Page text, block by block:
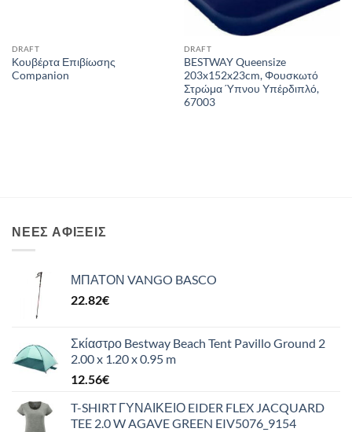
DRAFT
Κουβέρτα Επιβίωσης
Companion
DRAFT
BESTWAY Queensize
203x152x23cm, Φουσκωτό
Στρώμα Ύπνου Υπέρδιπλό,
67003
ΝΈΕΣ ΑΦΊΞΕΙΣ
ΜΠΑΤΟΝ VANGO BASCO
22.82€
Σκίαστρο Bestway Beach Tent Pavillo Ground 2
2.00 x 1.20 x 0.95 m
12.56€
T-SHIRT ΓΥΝΑΙΚΕΙΟ EIDER FLEX JACQUARD
TEE 2.0 W AGAVE GREEN EIV5076_9154